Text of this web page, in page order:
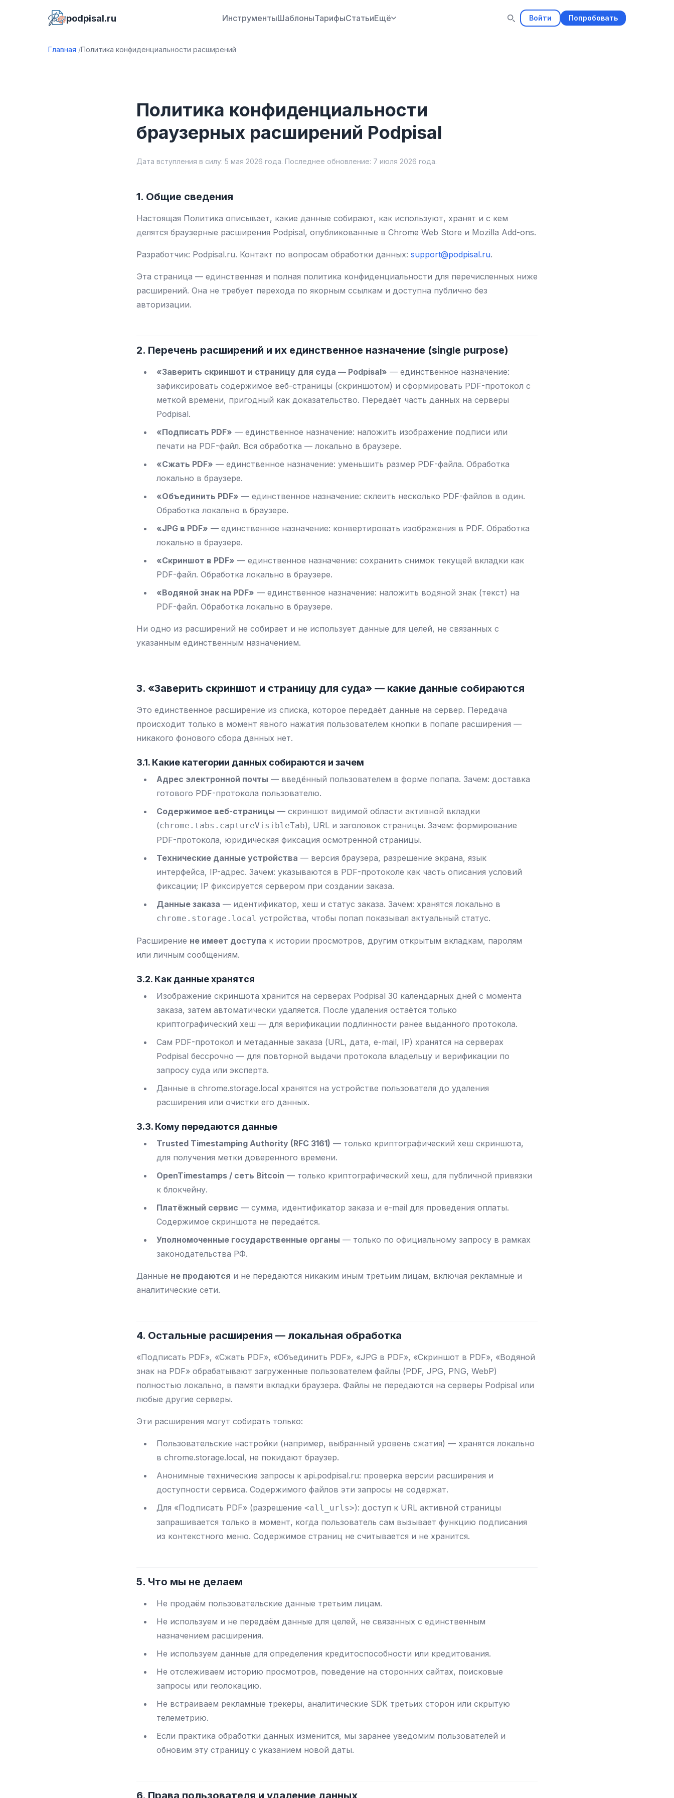
podpisal.ru ИнструментыШаблоныТарифыСтатьиЕщё Войти Попробовать
Главная Политика конфиденциальности расширений
Политика конфиденциальности
браузерных расширений Podpisal
Дата вступления в силу: 5 мая 2026 года. Последнее обновление: 7 июля 2026 года.
1. Общие сведения
Настоящая Политика описывает, какие данные собирают, как используют, хранят и с кем
делятся браузерные расширения Podpisal, опубликованные в Chrome Web Store и Mozilla Add-ons.
Разработчик: Podpisal.ru. Контакт по вопросам обработки данных: support@podpisal.ru.
Эта страница — единственная и полная политика конфиденциальности для перечисленных ниже
расширений. Она не требует перехода по якорным ссылкам и доступна публично без
авторизации.
2. Перечень расширений и их единственное назначение (single purpose)
«Заверить скриншот и страницу для суда — Podpisal» — единственное назначение:
зафиксировать содержимое веб-страницы (скриншотом) и сформировать PDF-протокол с
меткой времени, пригодный как доказательство. Передаёт часть данных на серверы
Podpisal.
«Подписать PDF» — единственное назначение: наложить изображение подписи или
печати на PDF-файл. Вся обработка — локально в браузере.
«Сжать PDF» — единственное назначение: уменьшить размер PDF-файла. Обработка
локально в браузере.
«Объединить PDF» — единственное назначение: склеить несколько PDF-файлов в один.
Обработка локально в браузере.
«JPG в PDF» — единственное назначение: конвертировать изображения в PDF. Обработка
локально в браузере.
«Скриншот в PDF» — единственное назначение: сохранить снимок текущей вкладки как
PDF-файл. Обработка локально в браузере.
«Водяной знак на PDF» — единственное назначение: наложить водяной знак (текст) на
PDF-файл. Обработка локально в браузере.
Ни одно из расширений не собирает и не использует данные для целей, не связанных с
указанным единственным назначением.
3. «Заверить скриншот и страницу для суда» — какие данные собираются
Это единственное расширение из списка, которое передаёт данные на сервер. Передача
происходит только в момент явного нажатия пользователем кнопки в попапе расширения —
никакого фонового сбора данных нет.
3.1. Какие категории данных собираются и зачем
Адрес электронной почты — введённый пользователем в форме попапа. Зачем: доставка
готового PDF-протокола пользователю.
Содержимое веб-страницы — скриншот видимой области активной вкладки
(chrome.tabs.captureVisibleTab), URL и заголовок страницы. Зачем: формирование
PDF-протокола, юридическая фиксация осмотренной страницы.
Технические данные устройства — версия браузера, разрешение экрана, язык
интерфейса, IP-адрес. Зачем: указываются в PDF-протоколе как часть описания условий
фиксации; IP фиксируется сервером при создании заказа.
Данные заказа — идентификатор, хеш и статус заказа. Зачем: хранятся локально в
chrome.storage.local устройства, чтобы попап показывал актуальный статус.
Расширение не имеет доступа к истории просмотров, другим открытым вкладкам, паролям
или личным сообщениям.
3.2. Как данные хранятся
Изображение скриншота хранится на серверах Podpisal 30 календарных дней с момента
заказа, затем автоматически удаляется. После удаления остаётся только
криптографический хеш — для верификации подлинности ранее выданного протокола.
Сам PDF-протокол и метаданные заказа (URL, дата, e-mail, IP) хранятся на серверах
Podpisal бессрочно — для повторной выдачи протокола владельцу и верификации по
запросу суда или эксперта.
Данные в chrome.storage.local хранятся на устройстве пользователя до удаления
расширения или очистки его данных.
3.3. Кому передаются данные
Trusted Timestamping Authority (RFC 3161) — только криптографический хеш скриншота,
для получения метки доверенного времени.
OpenTimestamps / сеть Bitcoin — только криптографический хеш, для публичной привязки
к блокчейну.
Платёжный сервис — сумма, идентификатор заказа и e-mail для проведения оплаты.
Содержимое скриншота не передаётся.
Уполномоченные государственные органы — только по официальному запросу в рамках
законодательства РФ.
Данные не продаются и не передаются никаким иным третьим лицам, включая рекламные и
аналитические сети.
4. Остальные расширения — локальная обработка
«Подписать PDF», «Сжать PDF», «Объединить PDF», «JPG в PDF», «Скриншот в PDF», «Водяной
знак на PDF» обрабатывают загруженные пользователем файлы (PDF, JPG, PNG, WebP)
полностью локально, в памяти вкладки браузера. Файлы не передаются на серверы Podpisal или
любые другие серверы.
Эти расширения могут собирать только:
Пользовательские настройки (например, выбранный уровень сжатия) — хранятся локально
в chrome.storage.local, не покидают браузер.
Анонимные технические запросы к api.podpisal.ru: проверка версии расширения и
доступности сервиса. Содержимого файлов эти запросы не содержат.
Для «Подписать PDF» (разрешение <all_urls>): доступ к URL активной страницы
запрашивается только в момент, когда пользователь сам вызывает функцию подписания
из контекстного меню. Содержимое страниц не считывается и не хранится.
5. Что мы не делаем
Не продаём пользовательские данные третьим лицам.
Не используем и не передаём данные для целей, не связанных с единственным
назначением расширения.
Не используем данные для определения кредитоспособности или кредитования.
Не отслеживаем историю просмотров, поведение на сторонних сайтах, поисковые
запросы или геолокацию.
Не встраиваем рекламные трекеры, аналитические SDK третьих сторон или скрытую
телеметрию.
Если практика обработки данных изменится, мы заранее уведомим пользователей и
обновим эту страницу с указанием новой даты.
6. Права пользователя и удаление данных